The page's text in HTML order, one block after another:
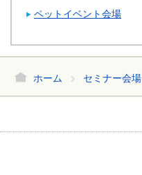
ペットイベント会場
ホーム セミナー会場